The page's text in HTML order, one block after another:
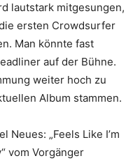
lautstark mitgesungen,
ersten Crowdsurfer
Man könnte fast
auf der Bühne.
weiter hoch zu
Album stammen.
Neues: „Feels Like I’m
vom Vorgänger